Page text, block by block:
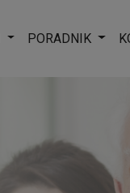
Rozwiń menu
PORADNIK